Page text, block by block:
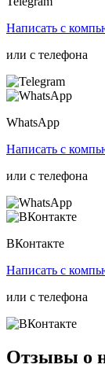
Написать с
или с телефона
WhatsApp
Написать с
или с телефона
ВКонтакте
Написать с
или с телефона
Отзывы о